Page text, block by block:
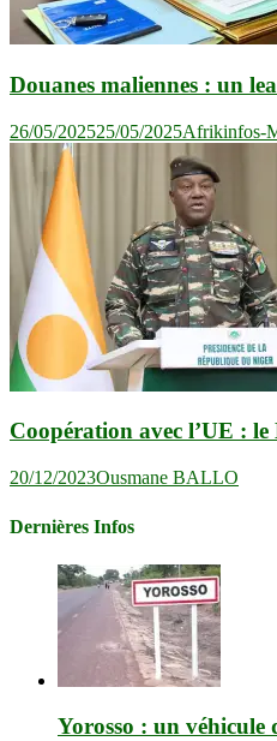
Douanes maliennes : un
26/05/202525/05/2025Afrikinfos-
Coopération avec l’UE : le
20/12/2023Ousmane BALLO
Dernières Infos
Yorosso : un véhicule